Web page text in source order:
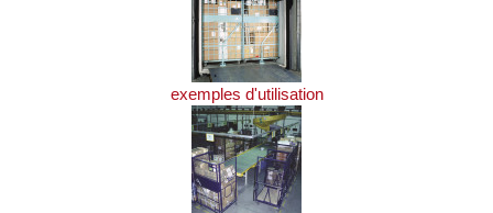
exemples d'utilisation